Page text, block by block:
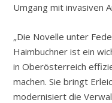
Umgang mit invasiven
„Die Novelle unter
Haimbuchner ist ein
in Oberösterreich
machen. Sie bringt
modernisiert die